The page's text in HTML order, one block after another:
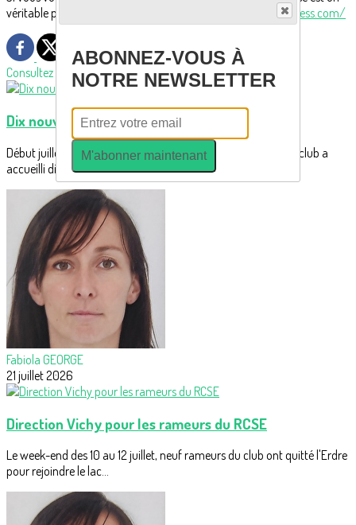
véritable personnage visitez
https://troupedesecours.wordpress.com/
Consultez également
Dix nouveaux rameurs découvrent l'aviron
Début juillet, pendant quatre soirées, l'équipe encadrante du club a
accueilli dix apprentis...
Fabiola GEORGE
21 juillet 2026
Direction Vichy pour les rameurs du RCSE
Le week-end des 10 au 12 juillet, neuf rameurs du club ont quitté l'Erdre
pour rejoindre le lac...
ABONNEZ-VOUS À
NOTRE NEWSLETTER
M'abonner maintenant